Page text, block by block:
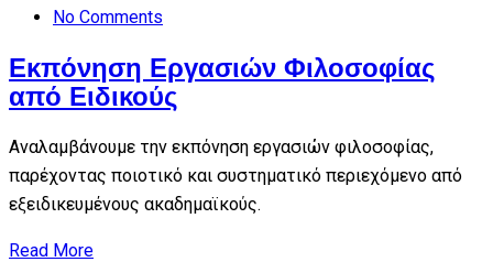
No Comments
Εκπόνηση Εργασιών Φιλοσοφίας
από Ειδικούς
Αναλαμβάνουμε την εκπόνηση εργασιών φιλοσοφίας,
παρέχοντας ποιοτικό και συστηματικό περιεχόμενο από
εξειδικευμένους ακαδημαϊκούς.
Read More